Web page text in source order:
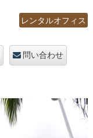
レンタルオフィス
問い合わせ